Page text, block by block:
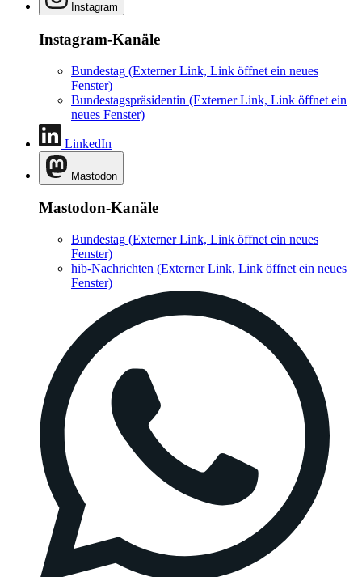
Instagram
Instagram-Kanäle
Bundestag (Externer Link, Link öffnet ein neues
Fenster)
Bundestagspräsidentin (Externer Link, Link öffnet ein
neues Fenster)
LinkedIn
Mastodon
Mastodon-Kanäle
Bundestag (Externer Link, Link öffnet ein neues
Fenster)
hib-Nachrichten (Externer Link, Link öffnet ein neues
Fenster)